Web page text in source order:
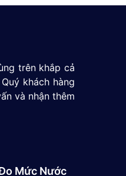
trên khắp cả
khách hàng
và nhận thêm
Mức Nước